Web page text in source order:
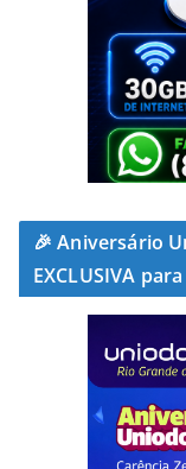
🎉 Aniversário
EXCLUSIVA